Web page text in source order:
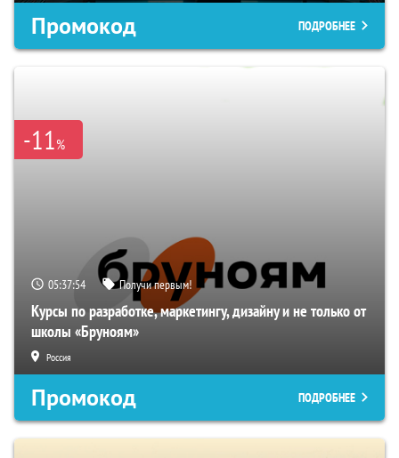
Промокод ПОДРОБНЕЕ
-11%
05:37:54 Получи первым!
Курсы по разработке, маркетингу, дизайну и не только от
школы «Бруноям»
Россия
Промокод ПОДРОБНЕЕ